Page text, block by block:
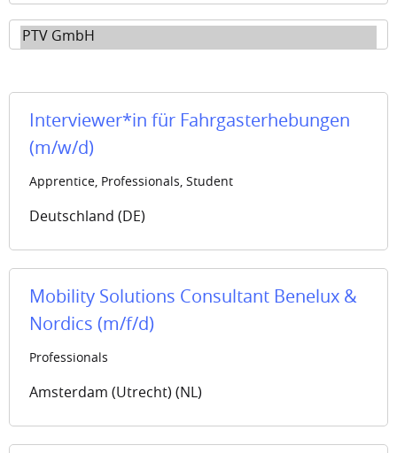
Interviewer*in für Fahrgasterhebungen
(m/w/d)
Apprentice, Professionals, Student
Deutschland (DE)
Mobility Solutions Consultant Benelux &
Nordics (m/f/d)
Professionals
Amsterdam (Utrecht) (NL)